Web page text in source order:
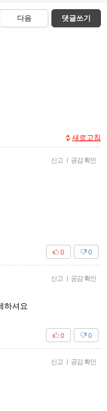
다음 댓글쓰기
새로고침
신고 | 공감 확인
0
0
신고 | 공감 확인
하셔요
0
0
신고 | 공감 확인